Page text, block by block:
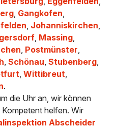
, Gangkofen,
, Johanniskirchen,
, Massing,
, Postmünster,
,Schönau,Stubenberg,
,Wittibreut,
.
die Uhr an, wir können
helfen. Wir
Abscheider